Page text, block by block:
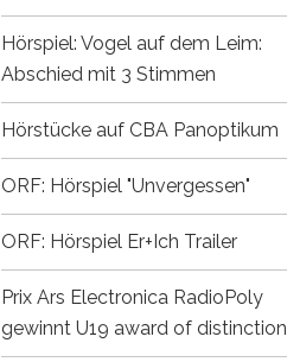
Hörspiel: Vogel auf dem Leim:
Abschied mit 3 Stimmen
Hörstücke auf CBA Panoptikum
ORF: Hörspiel "Unvergessen"
ORF: Hörspiel Er+Ich Trailer
Prix Ars Electronica RadioPoly
gewinnt U19 award of distinction